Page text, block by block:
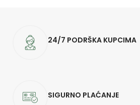
24/7 PODRŠKA KUPCIMA
SIGURNO PLAĆANJE